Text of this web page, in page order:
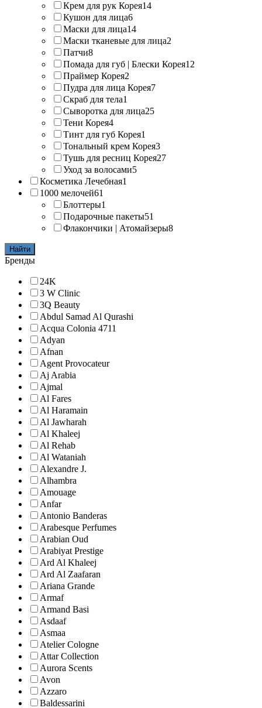
Крем для рук Корея14
Кушон для лица6
Маски для лица14
Маски тканевые для лица2
Патчи8
Помада для губ | Блески Корея12
Праймер Корея2
Пудра для лица Корея7
Скраб для тела1
Сыворотка для лица25
Тени Корея4
Тинт для губ Корея1
Тональный крем Корея3
Тушь для ресниц Корея27
Уход за волосами5
Косметика Лечебная1
1000 мелочей61
Блоттеры1
Подарочные пакеты51
Флакончики | Атомайзеры8
Найти
Бренды
24K
3 W Clinic
3Q Beauty
Abdul Samad Al Qurashi
Acqua Colonia 4711
Adyan
Afnan
Agent Provocateur
Aj Arabia
Ajmal
Al Fares
Al Haramain
Al Jawharah
Al Khaleej
Al Rehab
Al Wataniah
Alexandre J.
Alhambra
Amouage
Anfar
Antonio Banderas
Arabesque Perfumes
Arabian Oud
Arabiyat Prestige
Ard Al Khaleej
Ard Al Zaafaran
Ariana Grande
Armaf
Armand Basi
Asdaaf
Asmaa
Atelier Cologne
Attar Collection
Aurora Scents
Avon
Azzaro
Baldessarini